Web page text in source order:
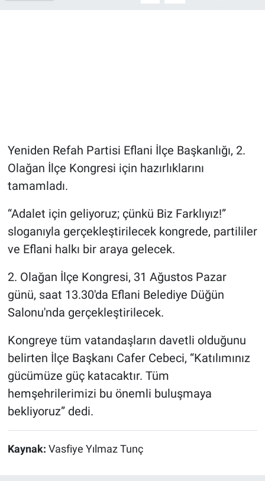
Yeniden Refah Partisi Eflani İlçe Başkanlığı, 2.
Olağan İlçe Kongresi için hazırlıklarını
tamamladı.
“Adalet için geliyoruz; çünkü Biz Farklıyız!”
sloganıyla gerçekleştirilecek kongrede, partililer
ve Eflani halkı bir araya gelecek.
2. Olağan İlçe Kongresi, 31 Ağustos Pazar
günü, saat 13.30'da Eflani Belediye Düğün
Salonu'nda gerçekleştirilecek.
Kongreye tüm vatandaşların davetli olduğunu
belirten İlçe Başkanı Cafer Cebeci, “Katılımınız
gücümüze güç katacaktır. Tüm
hemşehrilerimizi bu önemli buluşmaya
bekliyoruz” dedi.
Kaynak: Vasfiye Yılmaz Tunç